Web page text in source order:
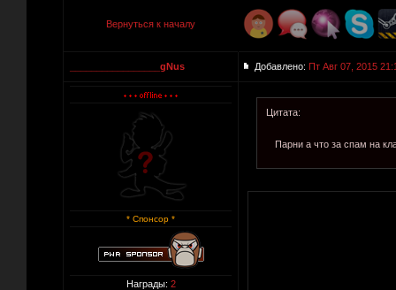
Вернуться к началу
_________________gNus Добавлено: Пт Авг 07, 2015
* Спонсор *
Награды: 2
Цитата:
Парни а что за спам на